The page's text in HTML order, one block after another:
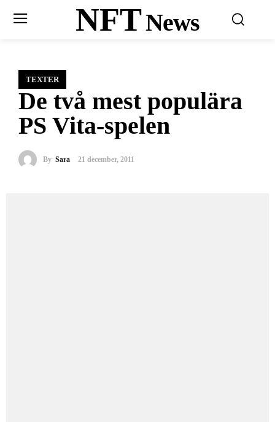
NFTNews
TEXTER
De två mest populära
PS Vita-spelen
By Sara 21 december, 2011